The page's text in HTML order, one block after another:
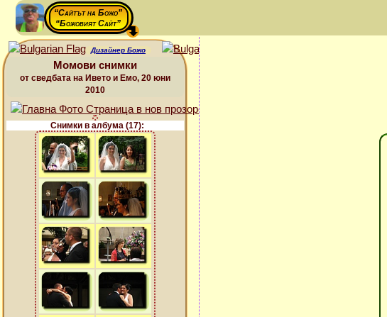
“Сайтът на Божо”
“Божовият Сайт”
Дизайнер Божо
Момови снимки
от сведбата на Ивето и Емо, 20 юни
2010
Снимки в албума (17):